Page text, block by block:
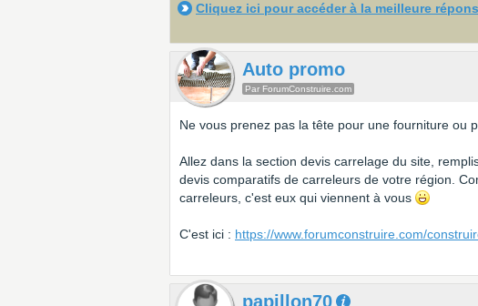
Cliquez ici pour accéder à la meilleure
Auto promo
Par ForumConstruire.com
Ne vous prenez pas la tête pour une fourniture ou
Allez dans la section devis carrelage du site,
devis comparatifs de carreleurs de votre région.
carreleurs, c'est eux qui viennent à vous
C'est ici : https://www.forumconstruire.com/
papillon70